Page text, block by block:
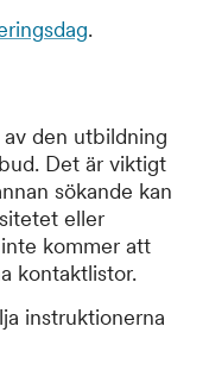
.
den utbildning
Det är viktigt
sökande kan
eller
kommer att
kontaktlistor.
instruktionerna